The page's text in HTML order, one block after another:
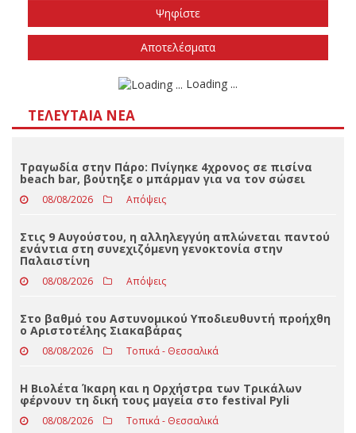
Το φθινόπωρο του 2026
Την άνοιξη του 2027
Δεν ξέρω/δεν απαντώ
ΤΕΛΕΥΤΑΊΑ ΝΈΑ
Τραγωδία στην Πάρο: Πνίγηκε 4χρονος σε πισίνα
beach bar, βούτηξε ο μπάρμαν για να τον σώσει
08/08/2026
ενάντια στη συνεχιζόμενη γενοκτονία στην
Παλαιστίνη
08/08/2026 Απόψεις
Στο βαθμό του Αστυνομικού Υποδιευθυντή προήχθη
ο Αριστοτέλης Σιακαβάρας
08/08/2026 Τοπικά - Θεσσαλικά